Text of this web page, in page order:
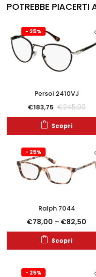
POTREBBE PIACERTI
- 25%
Persol 2410VJ
€183,75 €245,00
Scopri
- 25%
Ralph 7044
€78,00 – €82,50
Scopri
- 25%